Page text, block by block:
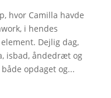
hvor Camilla havde
i hendes
Dejlig dag,
isbad, åndedræt og
opdaget og...